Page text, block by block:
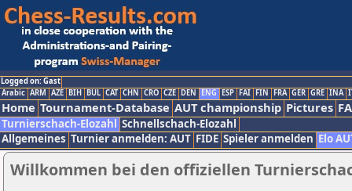
Logged on: Gast
Arabic ARM AZE BIH BUL CAT CHN CRO CZE DEN ENG ESP FAI FIN FRA GER GRE INA
Home Tournament-Database AUT championship Pictures
Turnierschach-Elozahl Schnellschach-Elozahl
Allgemeines Turnier anmelden: AUT FIDE Spieler anmelden Elo
Willkommen bei den offiziellen